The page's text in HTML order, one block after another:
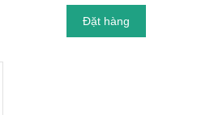
Đặt hàng